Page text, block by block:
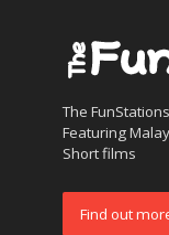
The
Featuring
Short films
Find out